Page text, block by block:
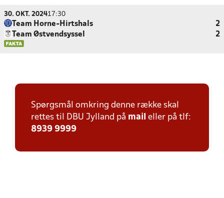
30. OKT. 202417:30
Team Horne-Hirtshals
2
Team Østvendsyssel
2
Spørgsmål omkring denne række skal
rettes til DBU Jylland på mail eller på tlf:
8939 9999